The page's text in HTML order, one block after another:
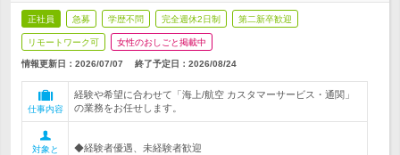
正社員 急募 学歴不問 完全週休2日制 第二新卒歓迎
リモートワーク可 女性のおしごと掲載中
情報更新日：2026/07/07 終了予定日： 2026/08/24
仕事内容
経験や希望に合わせて「海上/航空 カスタマーサービス・通関」
の業務をお任せします。
対象と
◆経験者優遇、未経験者歓迎